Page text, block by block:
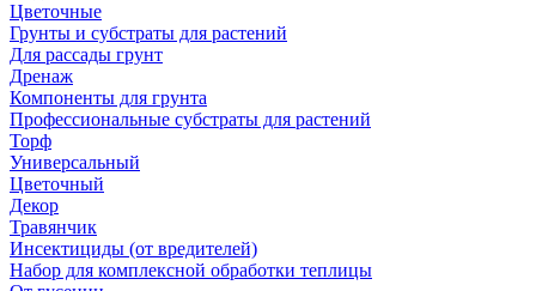
Цветочные
Грунты и субстраты для растений
Для рассады грунт
Дренаж
Компоненты для грунта
Профессиональные субстраты для растений
Торф
Универсальный
Цветочный
Декор
Травянчик
Инсектициды (от вредителей)
Набор для комплексной обработки теплицы